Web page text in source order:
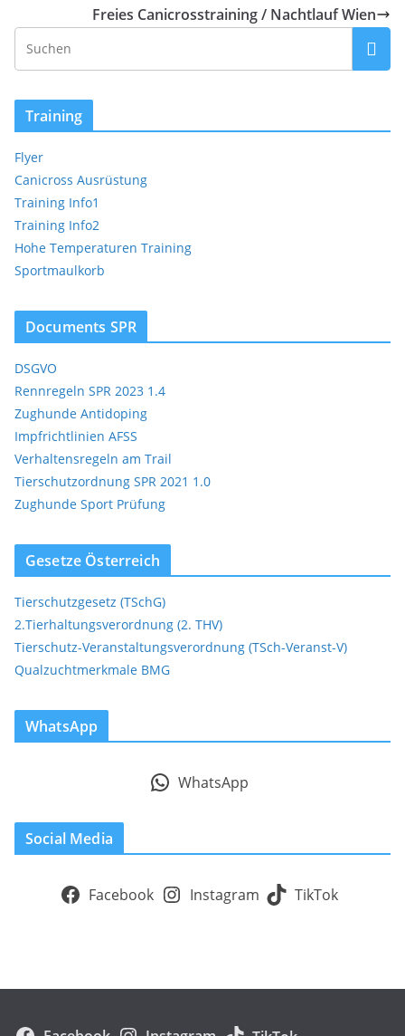
Freies Canicrosstraining / Nachtlauf Wien
Training
Flyer
Canicross Ausrüstung
Training Info1
Training Info2
Hohe Temperaturen Training
Sportmaulkorb
Documents SPR
DSGVO
Rennregeln SPR 2023 1.4
Zughunde Antidoping
Impfrichtlinien AFSS
Verhaltensregeln am Trail
Tierschutzordnung SPR 2021 1.0
Zughunde Sport Prüfung
Gesetze Österreich
Tierschutzgesetz (TSchG)
2.Tierhaltungsverordnung (2. THV)
Tierschutz-Veranstaltungsverordnung (TSch-Veranst-V)
Qualzuchtmerkmale BMG
WhatsApp
WhatsApp
Social Media
Facebook Instagram TikTok